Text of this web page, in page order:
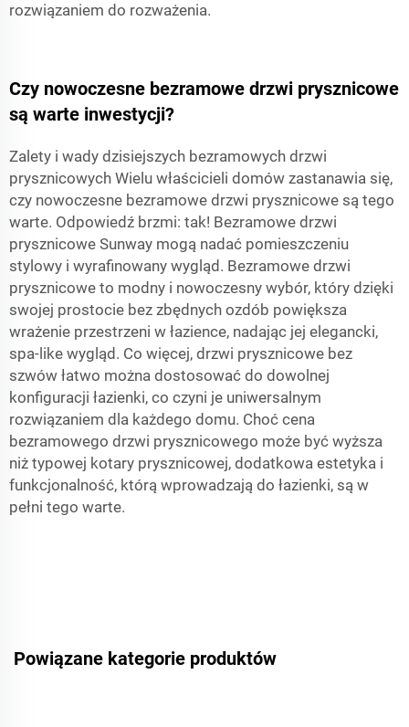
rozwiązaniem do rozważenia.
Czy nowoczesne bezramowe drzwi prysznicowe
są warte inwestycji?
Zalety i wady dzisiejszych bezramowych drzwi
prysznicowych Wielu właścicieli domów zastanawia się,
czy nowoczesne bezramowe drzwi prysznicowe są tego
warte. Odpowiedź brzmi: tak! Bezramowe drzwi
prysznicowe Sunway mogą nadać pomieszczeniu
stylowy i wyrafinowany wygląd. Bezramowe drzwi
prysznicowe to modny i nowoczesny wybór, który dzięki
swojej prostocie bez zbędnych ozdób powiększa
wrażenie przestrzeni w łazience, nadając jej elegancki,
spa-like wygląd. Co więcej, drzwi prysznicowe bez
szwów łatwo można dostosować do dowolnej
konfiguracji łazienki, co czyni je uniwersalnym
rozwiązaniem dla każdego domu. Choć cena
bezramowego drzwi prysznicowego może być wyższa
niż typowej kotary prysznicowej, dodatkowa estetyka i
funkcjonalność, którą wprowadzają do łazienki, są w
pełni tego warte.
Powiązane kategorie produktów